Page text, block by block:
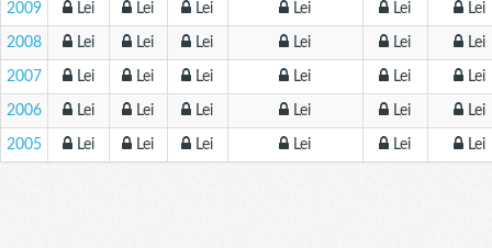
2009 Lei Lei Lei Lei Lei Lei
2008 Lei Lei Lei Lei Lei Lei
2007 Lei Lei Lei Lei Lei Lei
2006 Lei Lei Lei Lei Lei Lei
2005 Lei Lei Lei Lei Lei Lei